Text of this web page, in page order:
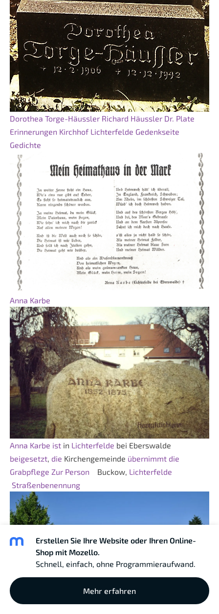
Dorothea Torge-Häussler Richard Häussler Dr. Plate
Erinnerungen Kirchhof Lichterfelde Gedenkseite
Gedichte
Anna Karbe
Anna Karbe ist in Lichterfelde bei Eberswalde
beigesetzt, die Kirchengemeinde übernimmt die
Grabpflege Zur Person Buckow, Lichterfelde
Straßenbenennung
Erstellen Sie Ihre Website oder Ihren Online-
Shop mit Mozello.
Schnell, einfach, ohne Programmieraufwand.
Mehr erfahren